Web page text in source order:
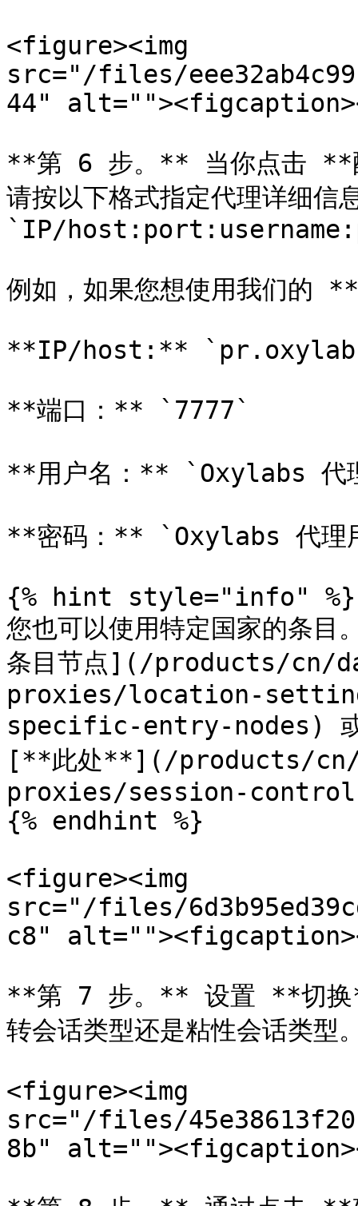
<figure><img
src="/files/
44"
**第 6 步。** 当你点击 **
请按以下格式指定代理详细信
`IP/
例如，如果您想使用我们的
**IP/host:**
**端口：** `7777`
**用户名：** `Oxylabs 代
**密码：** `Oxylabs 代理
{% hint style="info" %}
您也可以使用特定国家的条
条目节点](/products/
proxies/location-
specific-entry-nodes) 或者
[**此处**](/products/
proxies/session-
{% endhint %}
<figure><img
src="/files/
c8"
**第 7 步。** 设置 **切换
转会话类型还是粘性会话类型
<figure><img
src="/files/
8b"